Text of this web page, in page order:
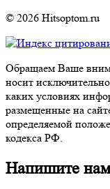
© 2026 Hitsoptom.ru
Обращаем Ваше
носит
каких условиях
размещенные на
определяемой
кодекса РФ.
Напишите нам